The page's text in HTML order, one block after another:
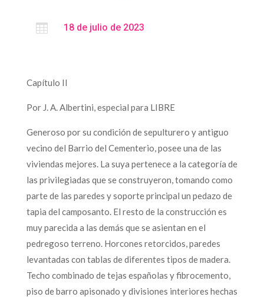
 18 de julio de 2023
Capítulo II
Por J. A. Albertini, especial para LIBRE
Generoso por su condición de sepulturero y antiguo
vecino del Barrio del Cementerio, posee una de las
viviendas mejores. La suya pertenece a la categoría de
las privilegiadas que se construyeron, tomando como
parte de las paredes y soporte principal un pedazo de
tapia del camposanto. El resto de la construcción es
muy parecida a las demás que se asientan en el
pedregoso terreno. Horcones retorcidos, paredes
levantadas con tablas de diferentes tipos de madera.
Techo combinado de tejas españolas y fibrocemento,
piso de barro apisonado y divisiones interiores hechas